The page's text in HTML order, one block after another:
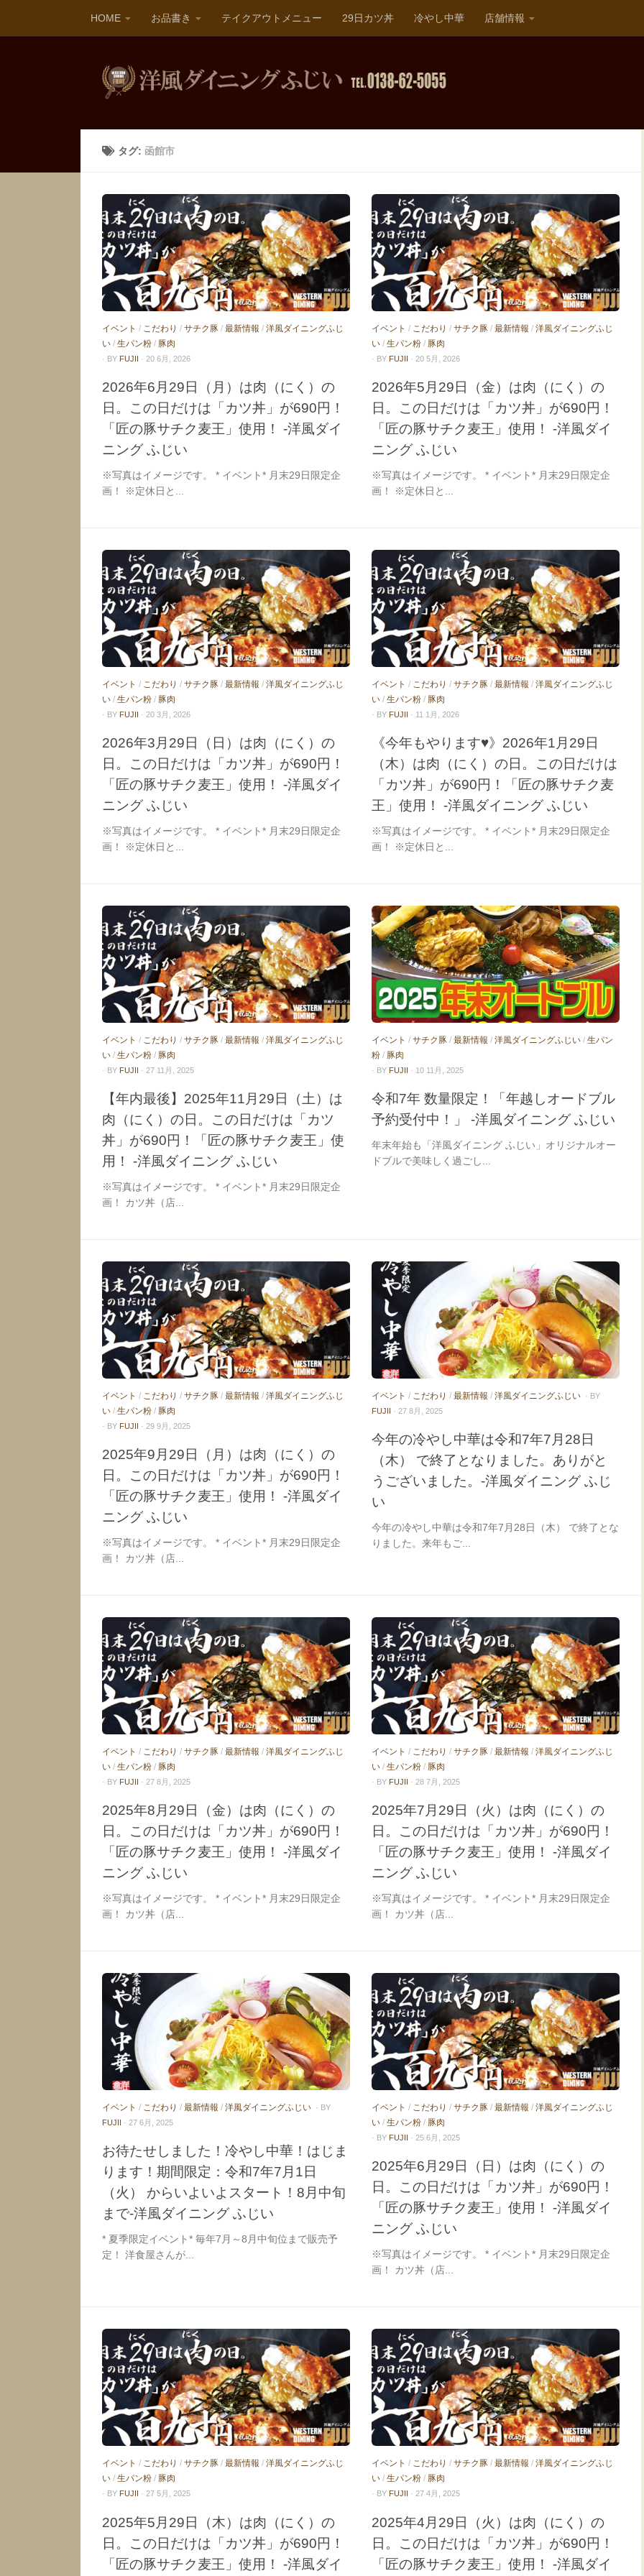
HOME お品書き テイクアウトメニュー 29日カツ丼 冷やし中華 店舗情報
タグ: 函館市
イベント / こだわり / サチク豚 / 最新情報 / 洋風ダイニングふじ
い / 生パン粉 / 豚肉
· BY FUJII · 20 6月, 2026
2026年6月29日（月）は肉（にく）の
日。この日だけは「カツ丼」が690円！
「匠の豚サチク麦王」使用！ -洋風ダイ
ニング ふじい
※写真はイメージです。 * イベント* 月末29日限定企
画！ ※定休日と...
イベント / こだわり / サチク豚 / 最新情報 / 洋風ダイニングふじ
い / 生パン粉 / 豚肉
· BY FUJII · 20 5月, 2026
2026年5月29日（金）は肉（にく）の
日。この日だけは「カツ丼」が690円！
「匠の豚サチク麦王」使用！ -洋風ダイ
ニング ふじい
※写真はイメージです。 * イベント* 月末29日限定企
画！ ※定休日と...
イベント / こだわり / サチク豚 / 最新情報 / 洋風ダイニングふじ
い / 生パン粉 / 豚肉
· BY FUJII · 20 3月, 2026
2026年3月29日（日）は肉（にく）の
日。この日だけは「カツ丼」が690円！
「匠の豚サチク麦王」使用！ -洋風ダイ
ニング ふじい
※写真はイメージです。 * イベント* 月末29日限定企
画！ ※定休日と...
イベント / こだわり / サチク豚 / 最新情報 / 洋風ダイニングふじ
い / 生パン粉 / 豚肉
· BY FUJII · 11 1月, 2026
《今年もやります♥》2026年1月29日
（木）は肉（にく）の日。この日だけは
「カツ丼」が690円！「匠の豚サチク麦
王」使用！ -洋風ダイニング ふじい
※写真はイメージです。 * イベント* 月末29日限定企
画！ ※定休日と...
イベント / こだわり / サチク豚 / 最新情報 / 洋風ダイニングふじ
い / 生パン粉 / 豚肉
· BY FUJII · 27 11月, 2025
【年内最後】2025年11月29日（土）は
肉（にく）の日。この日だけは「カツ
丼」が690円！「匠の豚サチク麦王」使
用！ -洋風ダイニング ふじい
※写真はイメージです。 * イベント* 月末29日限定企
画！ カツ丼（店...
イベント / サチク豚 / 最新情報 / 洋風ダイニングふじい / 生パン
粉 / 豚肉
· BY FUJII · 10 11月, 2025
令和7年 数量限定！「年越しオードブル
予約受付中！」 -洋風ダイニング ふじい
年末年始も「洋風ダイニング ふじい」オリジナルオー
ドブルで美味しく過ごし...
イベント / こだわり / サチク豚 / 最新情報 / 洋風ダイニングふじ
い / 生パン粉 / 豚肉
· BY FUJII · 29 9月, 2025
2025年9月29日（月）は肉（にく）の
日。この日だけは「カツ丼」が690円！
「匠の豚サチク麦王」使用！ -洋風ダイ
ニング ふじい
※写真はイメージです。 * イベント* 月末29日限定企
画！ カツ丼（店...
イベント / こだわり / 最新情報 / 洋風ダイニングふじい · BY
FUJII · 27 8月, 2025
今年の冷やし中華は令和7年7月28日
（木） で終了となりました。ありがと
うございました。-洋風ダイニング ふじ
い
今年の冷やし中華は令和7年7月28日（木） で終了とな
りました。来年もご...
イベント / こだわり / サチク豚 / 最新情報 / 洋風ダイニングふじ
い / 生パン粉 / 豚肉
· BY FUJII · 27 8月, 2025
2025年8月29日（金）は肉（にく）の
日。この日だけは「カツ丼」が690円！
「匠の豚サチク麦王」使用！ -洋風ダイ
ニング ふじい
※写真はイメージです。 * イベント* 月末29日限定企
画！ カツ丼（店...
イベント / こだわり / サチク豚 / 最新情報 / 洋風ダイニングふじ
い / 生パン粉 / 豚肉
· BY FUJII · 28 7月, 2025
2025年7月29日（火）は肉（にく）の
日。この日だけは「カツ丼」が690円！
「匠の豚サチク麦王」使用！ -洋風ダイ
ニング ふじい
※写真はイメージです。 * イベント* 月末29日限定企
画！ カツ丼（店...
イベント / こだわり / 最新情報 / 洋風ダイニングふじい · BY
FUJII · 27 6月, 2025
お待たせしました！冷やし中華！はじま
ります！期間限定：令和7年7月1日
（火） からいよいよスタート！8月中旬
まで-洋風ダイニング ふじい
* 夏季限定イベント* 毎年7月～8月中旬位まで販売予
定！ 洋食屋さんが...
イベント / こだわり / サチク豚 / 最新情報 / 洋風ダイニングふじ
い / 生パン粉 / 豚肉
· BY FUJII · 25 6月, 2025
2025年6月29日（日）は肉（にく）の
日。この日だけは「カツ丼」が690円！
「匠の豚サチク麦王」使用！ -洋風ダイ
ニング ふじい
※写真はイメージです。 * イベント* 月末29日限定企
画！ カツ丼（店...
イベント / こだわり / サチク豚 / 最新情報 / 洋風ダイニングふじ
い / 生パン粉 / 豚肉
· BY FUJII · 27 5月, 2025
2025年5月29日（木）は肉（にく）の
日。この日だけは「カツ丼」が690円！
「匠の豚サチク麦王」使用！ -洋風ダイ
イベント / こだわり / サチク豚 / 最新情報 / 洋風ダイニングふじ
い / 生パン粉 / 豚肉
· BY FUJII · 27 4月, 2025
2025年4月29日（火）は肉（にく）の
日。この日だけは「カツ丼」が690円！
「匠の豚サチク麦王」使用！ -洋風ダイ